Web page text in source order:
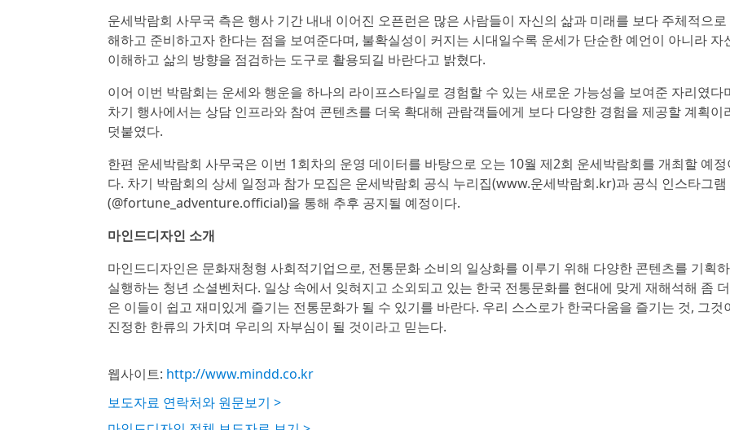
운세박람회 사무국 측은 행사 기간 내내 이어진 오픈런은 많은 사람들이 자신의 삶과 미래를 보다 주체적으로
해하고 준비하고자 한다는 점을 보여준다며, 불확실성이 커지는 시대일수록 운세가 단순한 예언이 아니라 자
이해하고 삶의 방향을 점검하는 도구로 활용되길 바란다고 밝혔다.
이어 이번 박람회는 운세와 행운을 하나의 라이프스타일로 경험할 수 있는 새로운 가능성을 보여준 자리였다
차기 행사에서는 상담 인프라와 참여 콘텐츠를 더욱 확대해 관람객들에게 보다 다양한 경험을 제공할 계획이
덧붙였다.
한편 운세박람회 사무국은 이번 1회차의 운영 데이터를 바탕으로 오는 10월 제2회 운세박람회를 개최할 예정
다. 차기 박람회의 상세 일정과 참가 모집은 운세박람회 공식 누리집(www.운세박람회.kr)과 공식 인스타그램
(@fortune_adventure.official)을 통해 추후 공지될 예정이다.
마인드디자인 소개
마인드디자인은 문화재청형 사회적기업으로, 전통문화 소비의 일상화를 이루기 위해 다양한 콘텐츠를 기획
실행하는 청년 소셜벤처다. 일상 속에서 잊혀지고 소외되고 있는 한국 전통문화를 현대에 맞게 재해석해 좀
은 이들이 쉽고 재미있게 즐기는 전통문화가 될 수 있기를 바란다. 우리 스스로가 한국다움을 즐기는 것, 그것
진정한 한류의 가치며 우리의 자부심이 될 것이라고 믿는다.
웹사이트: http://www.mindd.co.kr
보도자료 연락처와 원문보기 >